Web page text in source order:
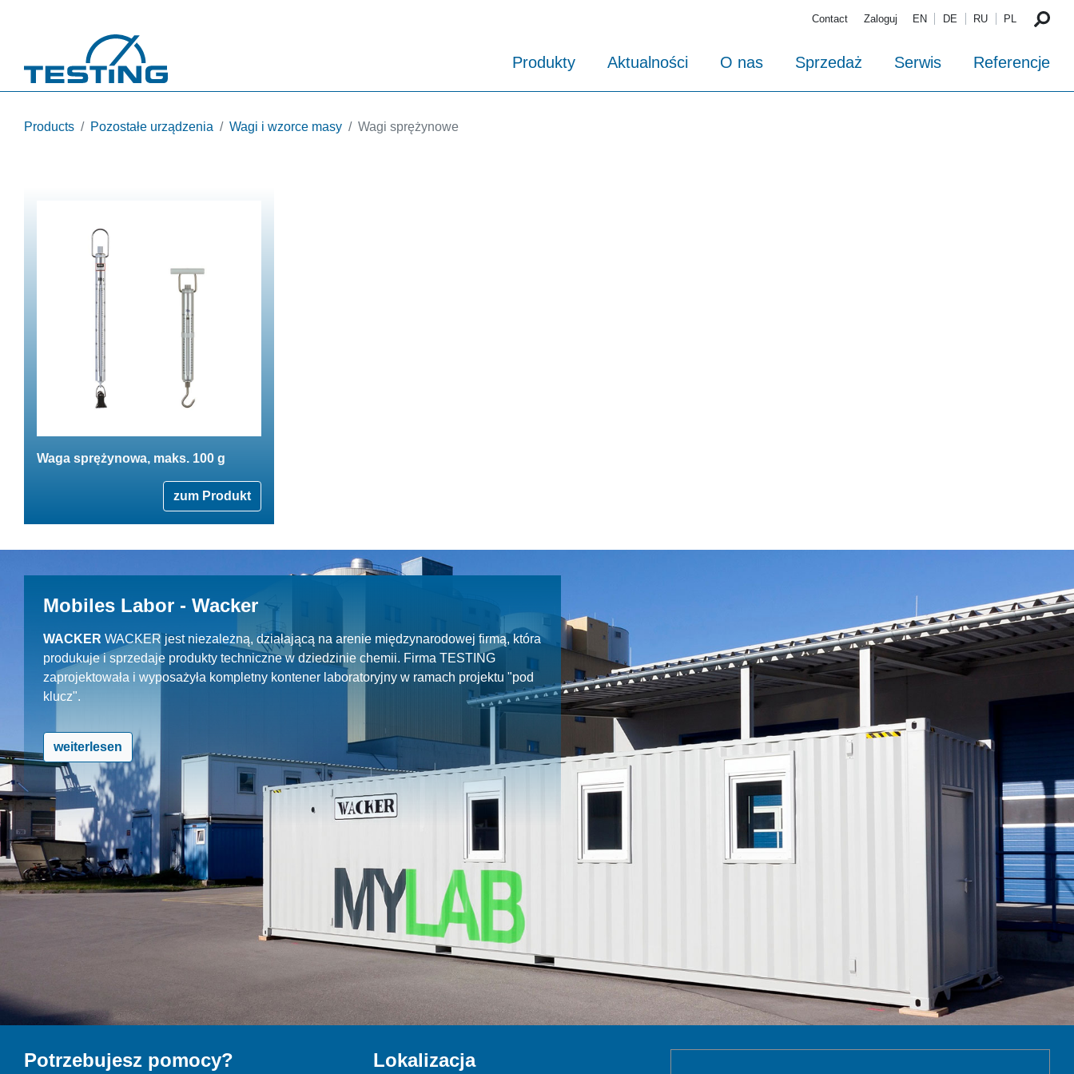
Contact Zaloguj EN DE RU PL
Produkty Aktualności O nas Sprzedaż Serwis Referencje
Products Pozostałe urządzenia Wagi i wzorce masy Wagi sprężynowe
Waga sprężynowa, maks. 100 g
zum Produkt
Mobiles Labor - Wacker
WACKER WACKER jest niezależną, działającą na arenie międzynarodowej firmą, która
produkuje i sprzedaje produkty techniczne w dziedzinie chemii. Firma TESTING
zaprojektowała i wyposażyła kompletny kontener laboratoryjny w ramach projektu "pod
klucz".
weiterlesen
Potrzebujesz pomocy? Lokalizacja